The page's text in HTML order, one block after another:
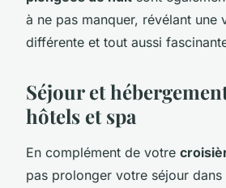
à ne pas manquer, révélant une
différente et tout aussi
Séjour et
hôtels et spa
En complément de votre
pas prolonger votre séjour dans